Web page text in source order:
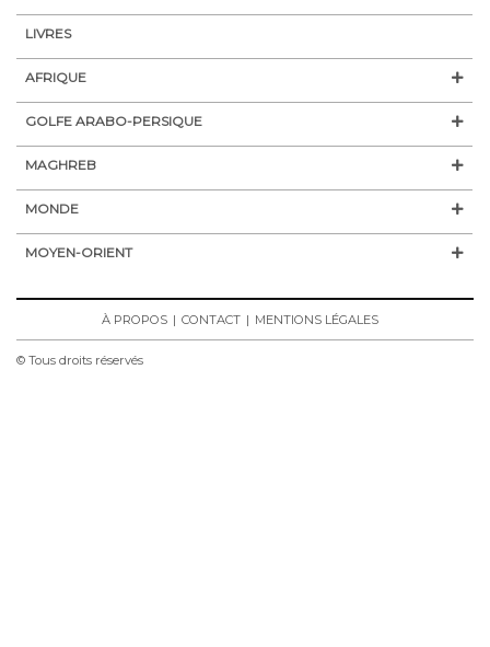
LIVRES
AFRIQUE
GOLFE ARABO-PERSIQUE
MAGHREB
MONDE
MOYEN-ORIENT
À PROPOS CONTACT MENTIONS LÉGALES
© Tous droits réservés